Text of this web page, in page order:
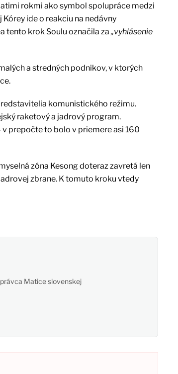
rokmi ako symbol spolupráce medzi
ide o reakciu na nedávny
tento krok Soulu označila za„vyhlásenie
a stredných podnikov, v ktorých
komunistického režimu.
raketový a jadrový program.
prepočte to bolo v priemere asi 160
zóna Kesong doteraz zavretá len
zbrane. K tomuto kroku vtedy
Matice slovenskej